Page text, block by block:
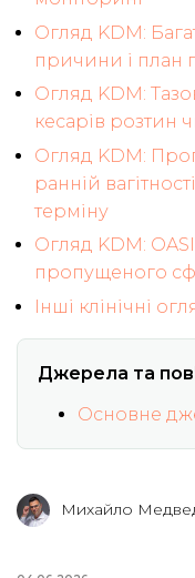
Огляд KDM:
причини і план
Огляд KDM:
кесарів розтин
Огляд KDM:
ранній
терміну
Огляд KDM:
пропущеного
Інші клінічні
Джерела та
Основне
Михайло